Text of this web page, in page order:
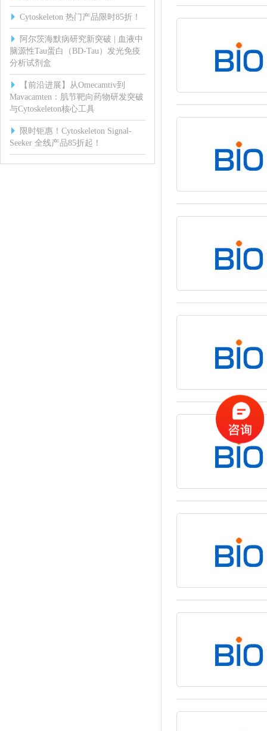
Cytoskeleton 热门产品限时85折！
阿尔茨海默病研究新突破 | 血液中
脑源性Tau蛋白（BD-Tau）发光免疫
分析试剂盒
【前沿进展】从Omecamtiv到
Mavacamten：肌节靶向药物研发突破
与Cytoskeleton核心工具
限时钜惠！Cytoskeleton Signal-
Seeker 全线产品85折起！